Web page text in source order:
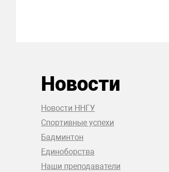
Новости
Новости ННГУ
Спортивные успехи
Бадминтон
Единоборства
Наши преподаватели